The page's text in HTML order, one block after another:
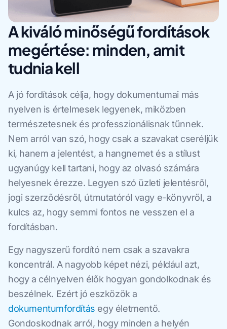
A kiváló minőségű fordítások
megértése: minden, amit
tudnia kell
A jó fordítások célja, hogy dokumentumai más
nyelven is értelmesek legyenek, miközben
természetesnek és professzionálisnak tűnnek.
Nem arról van szó, hogy csak a szavakat cseréljük
ki, hanem a jelentést, a hangnemet és a stílust
ugyanúgy kell tartani, hogy az olvasó számára
helyesnek érezze. Legyen szó üzleti jelentésről,
jogi szerződésről, útmutatóról vagy e-könyvről, a
kulcs az, hogy semmi fontos ne vesszen el a
fordításban.
Egy nagyszerű fordító nem csak a szavakra
koncentrál. A nagyobb képet nézi, például azt,
hogy a célnyelven élők hogyan gondolkodnak és
beszélnek. Ezért jó eszközök a
dokumentumfordítás egy életmentő.
Gondoskodnak arról, hogy minden a helyén